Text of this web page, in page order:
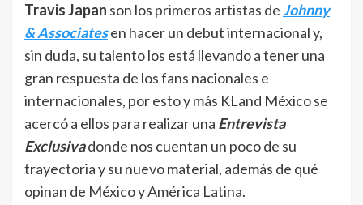
Travis Japan son los primeros artistas deJohnny
& Associatesen hacer un debut internacional y,
sin duda, su talento los está llevando a tener una
gran respuesta de los fans nacionales e
internacionales, por esto y más KLand México se
acercó a ellos para realizar una Entrevista
Exclusivadonde nos cuentan un poco de su
trayectoria y su nuevo material, además de qué
opinan de México y América Latina.